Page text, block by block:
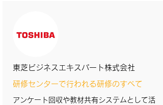
東芝ビジネスエキスパート株式会社
研修センターで行われる研修のすべて
アンケート回収や教材共有システムとして活